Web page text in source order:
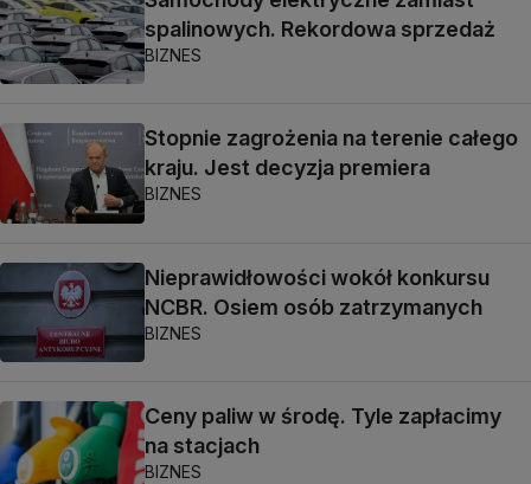
spalinowych. Rekordowa sprzedaż
BIZNES
Stopnie zagrożenia na terenie całego
kraju. Jest decyzja premiera
BIZNES
Nieprawidłowości wokół konkursu
NCBR. Osiem osób zatrzymanych
BIZNES
Ceny paliw w środę. Tyle zapłacimy
na stacjach
BIZNES